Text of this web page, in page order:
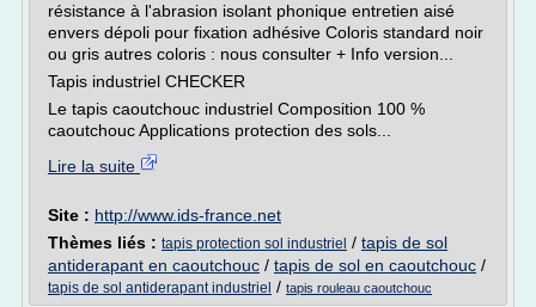
résistance à l'abrasion isolant phonique entretien aisé
envers dépoli pour fixation adhésive Coloris standard noir
ou gris autres coloris : nous consulter + Info version...
Tapis industriel CHECKER
Le tapis caoutchouc industriel Composition 100 %
caoutchouc Applications protection des sols...
Lire la suite
Site : http://www.ids-france.net
Thèmes liés : tapis protection sol industriel / tapis de sol
antiderapant en caoutchouc / tapis de sol en caoutchouc /
tapis de sol antiderapant industriel / tapis rouleau caoutchouc